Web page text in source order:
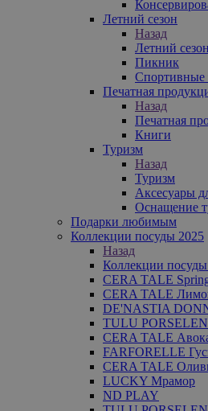
Летний сезон
Назад
Летний сезон
Пикник
Спортивные
Печатная
Назад
Печатная
Книги
Туризм
Назад
Туризм
Аксесуары
Оснащение
Подарки любимым
Коллекции посуды 2025
Назад
Коллекции
CERA TALE
CERA TALE
DE'NASTIA
TULU
CERA TALE
FARFORELLE
CERA TALE
LUCKY Мрамор
ND PLAY